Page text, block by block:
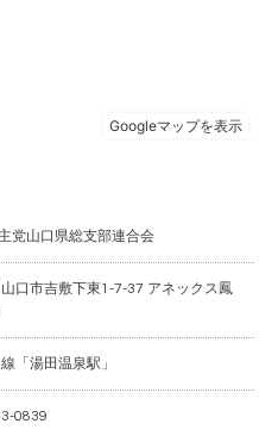
党山口県総支部連合会
口市吉敷下東1-7-37 アネックス鳳
「湯田温泉駅」
0839